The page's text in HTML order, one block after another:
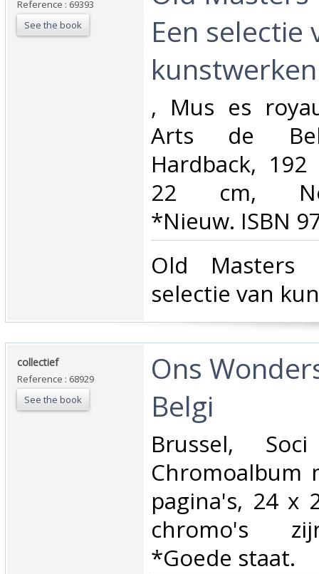
Reference : 69393
See the book
Een selectie
kunstwerken‎
‎, Mus es
Arts de
Hardback,
22 cm,
*Nieuw. ISBN
‎Old Masters
selectie van
‎collectief‎
Reference : 68929
See the book
‎Ons
Belgi ‎
‎Brussel,
Chromoalbum
pagina's, 24 x
chromo's
*Goede staat.‎